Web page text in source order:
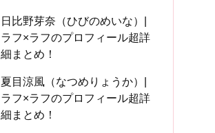
日比野芽奈（ひびのめいな）|
ラフ×ラフのプロフィール超詳
細まとめ！
夏目涼風（なつめりょうか）|
ラフ×ラフのプロフィール超詳
細まとめ！